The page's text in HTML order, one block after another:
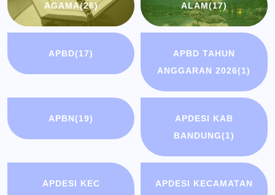
AGAMA(26) ALAM(17)
APBD(17)
APBD TAHUN
ANGGARAN 2026(1)
APBN(19)
APDESI KAB
BANDUNG(1)
APDESI KEC
APDESI KECAMATAN